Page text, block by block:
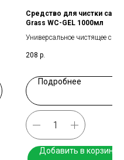
Средство для чистки
Grass WC-GEL 1000мл
Универсальное чистящее
208 р.
Подробнее
Добавить в корзину